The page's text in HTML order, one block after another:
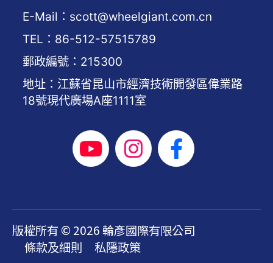
E-Mail：scott@wheelgiant.com.cn
TEL：86-512-57515789
郵政編號：215300
地址：江蘇省昆山市經濟技術開發區偉業路
18號現代廣場A座1111室
版權所有 © 2026 輪彥國際有限公司
條款及細則 私隱政策